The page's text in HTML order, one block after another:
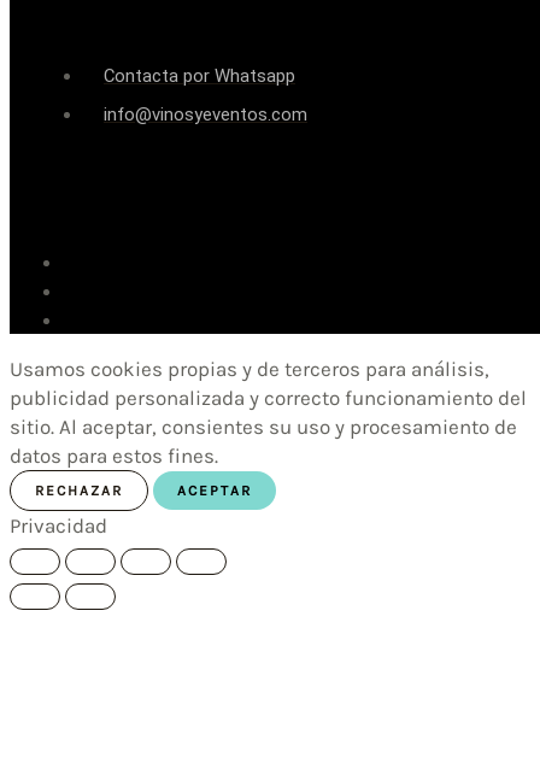
Contacta por Whatsapp
info@vinosyeventos.com
Usamos cookies propias y de terceros para análisis,
publicidad personalizada y correcto funcionamiento del
sitio. Al aceptar, consientes su uso y procesamiento de
datos para estos fines.
RECHAZAR ACEPTAR
Privacidad